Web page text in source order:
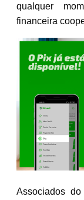
qualquer
financeira
Associados